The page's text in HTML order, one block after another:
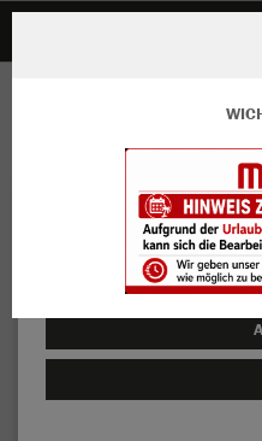
Wir verwenden Cookies
Durch die Analyse der
Inhalte anzeigen und
zu den Cookies findest Du